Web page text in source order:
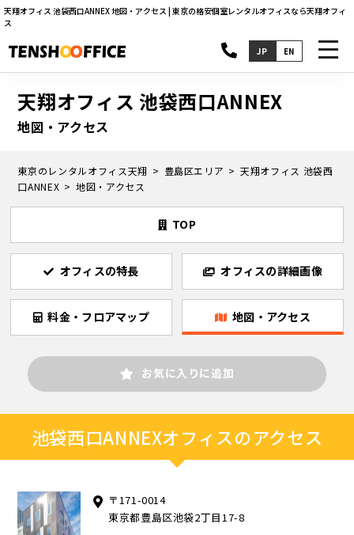
天翔オフィス 池袋西口ANNEX 地図・アクセス | 東京の格安個室レンタルオフィスなら天翔オフィ
ス
JP EN
天翔オフィス 池袋西口ANNEX
地図・アクセス
東京のレンタルオフィス天翔 豊島区エリア
天翔オフィス 池袋西
口ANNEX
地図・アクセス
TOP
オフィスの特長 オフィスの詳細画像
料金・フロアマップ 地図・アクセス
お気に入りに追加
池袋西口ANNEXオフィスのアクセス
〒171-0014
東京都豊島区池袋2丁目17-8